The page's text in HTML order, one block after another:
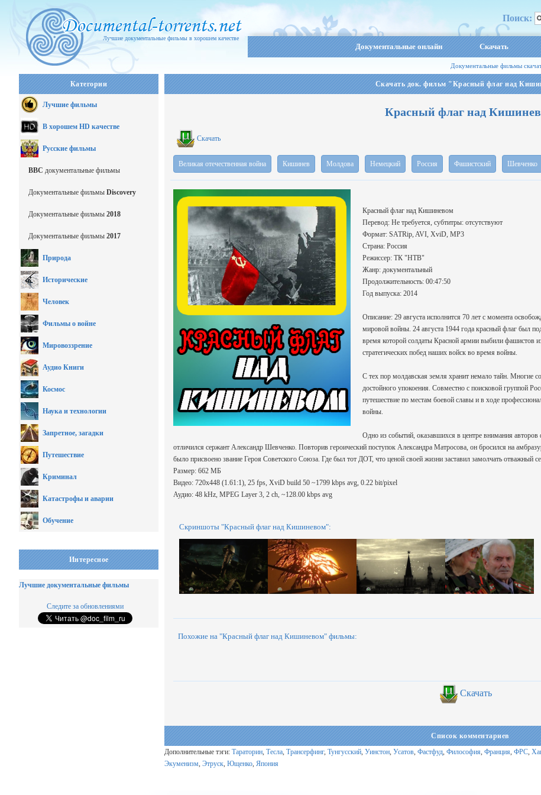
Лучшие документальные фильмы в хорошем качестве
Поиск:
Документальные онлайн Скачать
Документальные фильмы
Категории
Лучшие фильмы
В хорошем HD качестве
Русские фильмы
BBC документальные фильмы
Документальные фильмы Discovery
Документальные фильмы 2018
Документальные фильмы 2017
Природа
Исторические
Человек
Фильмы о войне
Мировоззрение
Аудио Книги
Космос
Наука и технологии
Запретное, загадки
Путешествие
Криминал
Катастрофы и аварии
Обучение
Интересное
Лучшие документальные фильмы
Следите за обновлениями
Скачать док. фильм "Красный флаг над
Красный флаг над
Скачать
Великая отечественная война Кишинев Молдова Немецкий Россия Фашистский Шевченко
Красный флаг над Кишиневом
Перевод: Не требуется, cубтитры: отсутствуют
Формат: SATRip, AVI, XviD, MP3
Страна: Россия
Режиссер: ТК "НТВ"
Жанр: документальный
Продолжительность: 00:47:50
Год выпуска: 2014
Описание: 29 августа исполнится 70 лет с момента
мировой войны. 24 августа 1944 года красный флаг был
время которой солдаты Красной армии выбили фашистов
стратегических побед наших войск во время войны.
С тех пор молдавская земля хранит немало тайн. Многие
достойного упокоения. Совместно с поисковой группой
путешествие по местам боевой славы и в ходе
войны.
Одно из событий, оказавшихся в центре внимания
отличился сержант Александр Шевченко. Повторив героический поступок Александра Матросова, он бросился на
было присвоено звание Героя Советского Союза. Где был тот ДОТ, что ценой своей жизни заставил замолчать отважный
Размер: 662 МБ
Видео: 720x448 (1.61:1), 25 fps, XviD build 50 ~1799 kbps avg, 0.22 bit/pixel
Аудио: 48 kHz, MPEG Layer 3, 2 ch, ~128.00 kbps avg
Скриншоты "Красный флаг над Кишиневом":
Похожие на "Красный флаг над Кишиневом" фильмы:
Скачать
Список комментариев
Дополнительные тэги: Тараторин, Тесла, Трансерфинг, Тунгусский, Уинстон, Усатов, Фастфуд, Философия, Франция, ФРС,
Экуменизм, Этруск, Ющенко, Япония